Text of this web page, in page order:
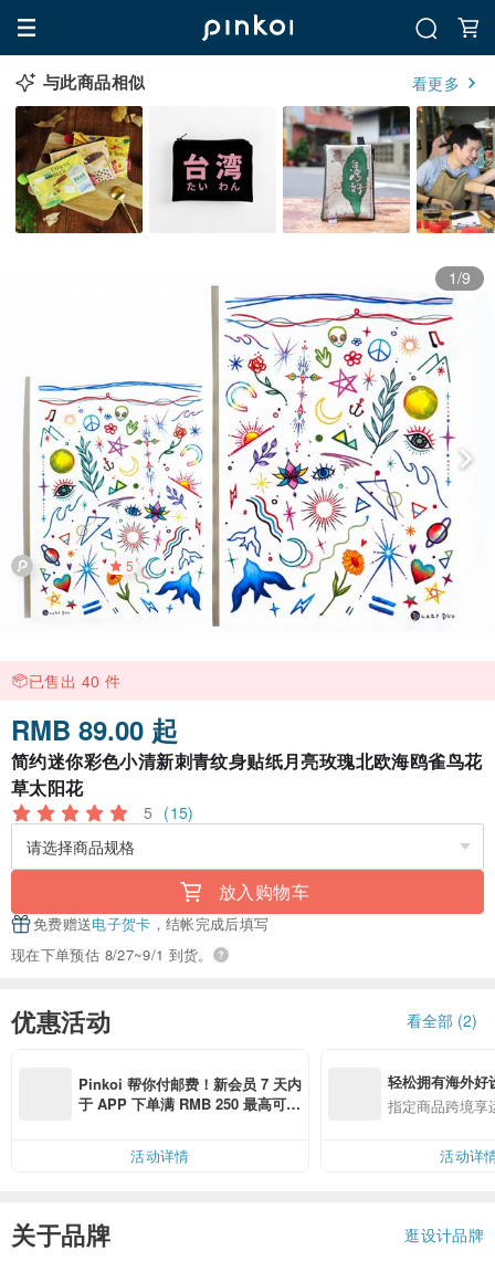
与此商品相似 看更多
1/9
5
已售出 40 件
RMB 89.00 起
简约迷你彩色小清新刺青纹身贴纸月亮玫瑰北欧海鸥雀鸟花
草太阳花
5 (15)
放入购物车
免费赠送电子贺卡 ，结帐完成后填写
现在下单预估 8/27~9/1 到货。
优惠活动 看全部 (2)
Pinkoi 帮你付邮费！新会员 7 天内
于 APP 下单满 RMB 250 最高可折
活动详情
轻松拥有海外好
指定商品跨境享
活动详
关于品牌 逛设计品牌